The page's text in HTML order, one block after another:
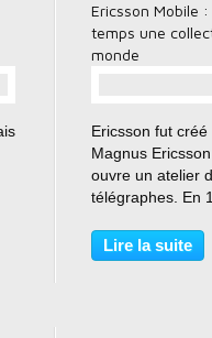
Ericsson Mobile
temps une
monde
Ericsson fut
Magnus
ouvre un atelier
télégraphes. En
monde. En
son premier
Lire la suite